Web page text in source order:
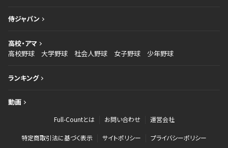
侍ジャパン
高校・アマ
高校野球
大学野球 社会人野球 女子野球 少年野球
ランキング
動画
Full-Countとは お問い合わせ 運営会社
特定商取引法に基づく表示 サイトポリシー プライバシーポリシー